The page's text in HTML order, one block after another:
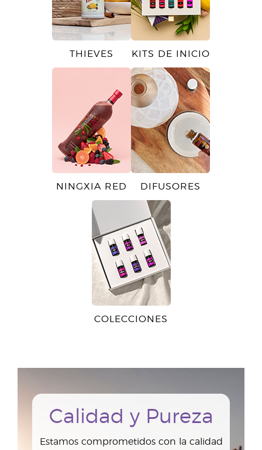
THIEVES KITS DE INICIO
NINGXIA RED DIFUSORES
COLECCIONES
Calidad y Pureza
Estamos comprometidos con la calidad